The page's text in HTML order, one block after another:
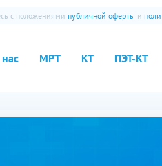
МРТ КТ ПЭТ-КТ
с положениями публичной оферты и